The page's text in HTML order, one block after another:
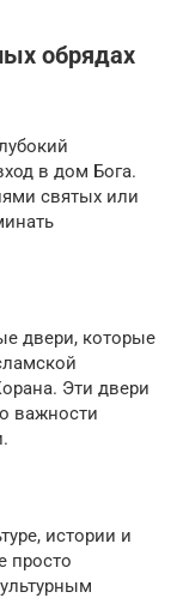
обрядах
в дом Бога.
святых или
двери, которые
Эти двери
важности
истории и
просто